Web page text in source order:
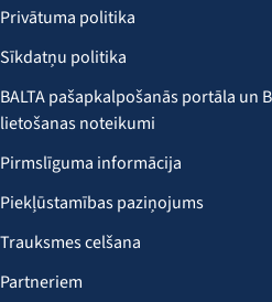
Privātuma politika
Sīkdatņu politika
BALTA pašapkalpošanās portāla un
lietošanas noteikumi
Pirmslīguma informācija
Piekļūstamības paziņojums
Trauksmes celšana
Partneriem